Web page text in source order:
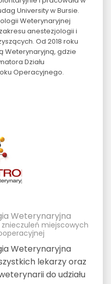
University w Bursie.
Weterynaryjnej
anestezjologii i
Od 2018 roku
Weterynaryjną, gdzie
Działu
Operacyjnego.
Weterynaryjna
miejscowych
Weterynaryjna
lekarzy oraz
do udziału